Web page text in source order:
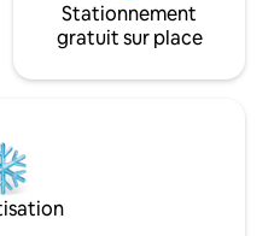
Stationnement
gratuit sur place